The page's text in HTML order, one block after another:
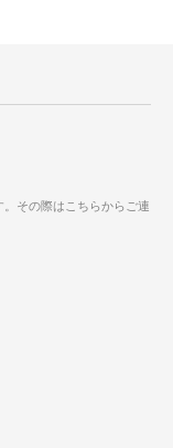
その際はこちらからご連